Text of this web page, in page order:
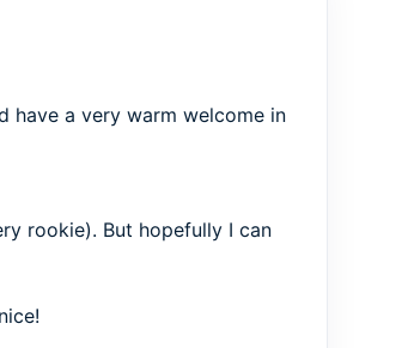
have a very warm welcome in
rookie). But hopefully I can